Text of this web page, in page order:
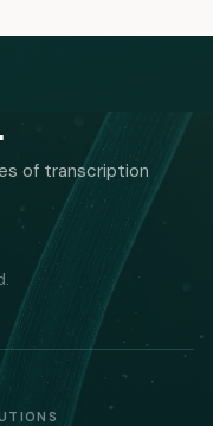
of transcription